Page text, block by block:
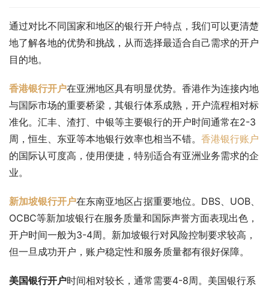
通过对比不同国家和地区的银行开户特点，我们可以更清楚
地了解各地的优势和挑战，从而选择最适合自己需求的开户
目的地。
香港银行开户在亚洲地区具有明显优势。香港作为连接内地
与国际市场的重要桥梁，其银行体系成熟，开户流程相对标
准化。汇丰、渣打、中银等主要银行的开户时间通常在2-3
周，恒生、东亚等本地银行效率也相当不错。 香港银行账户
的国际认可度高，使用便捷，特别适合有亚洲业务需求的企
业。
新加坡银行开户在东南亚地区占据重要地位。DBS、UOB、
OCBC等新加坡银行在服务质量和国际声誉方面表现出色，
开户时间一般为3-4周。新加坡银行对风险控制要求较高，
但一旦成功开户，账户稳定性和服务质量都有很好保障。
美国银行开户时间相对较长，通常需要4-8周。美国银行系